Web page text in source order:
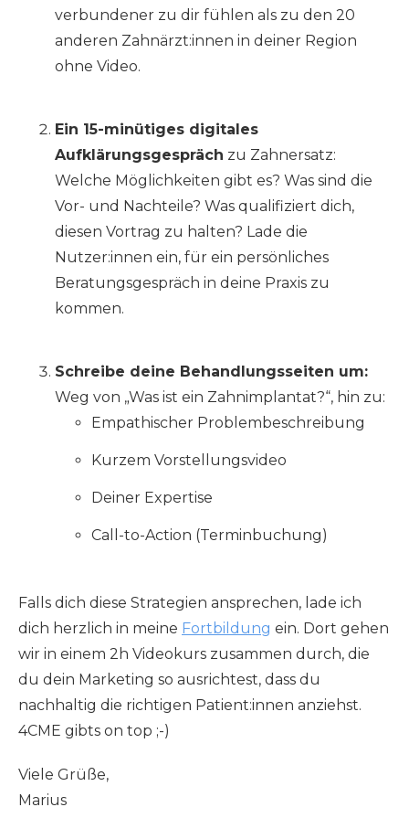
verbundener zu dir fühlen als zu den 20
anderen Zahnärzt:innen in deiner Region
ohne Video.
Ein 15-minütiges digitales
Aufklärungsgespräch zu Zahnersatz:
Welche Möglichkeiten gibt es? Was sind die
Vor- und Nachteile? Was qualifiziert dich,
diesen Vortrag zu halten? Lade die
Nutzer:innen ein, für ein persönliches
Beratungsgespräch in deine Praxis zu
kommen.
Schreibe deine Behandlungsseiten um:
Weg von „Was ist ein Zahnimplantat?“, hin zu:
Empathischer Problembeschreibung
Kurzem Vorstellungsvideo
Deiner Expertise
Call-to-Action (Terminbuchung)
Falls dich diese Strategien ansprechen, lade ich
dich herzlich in meine Fortbildung ein. Dort gehen
wir in einem 2h Videokurs zusammen durch, die
du dein Marketing so ausrichtest, dass du
nachhaltig die richtigen Patient:innen anziehst.
4CME gibts on top ;-)
Viele Grüße,
Marius